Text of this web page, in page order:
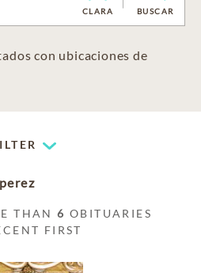
CLARA BUSCAR
con ubicaciones de
THAN6 OBITUARIES
FIRST